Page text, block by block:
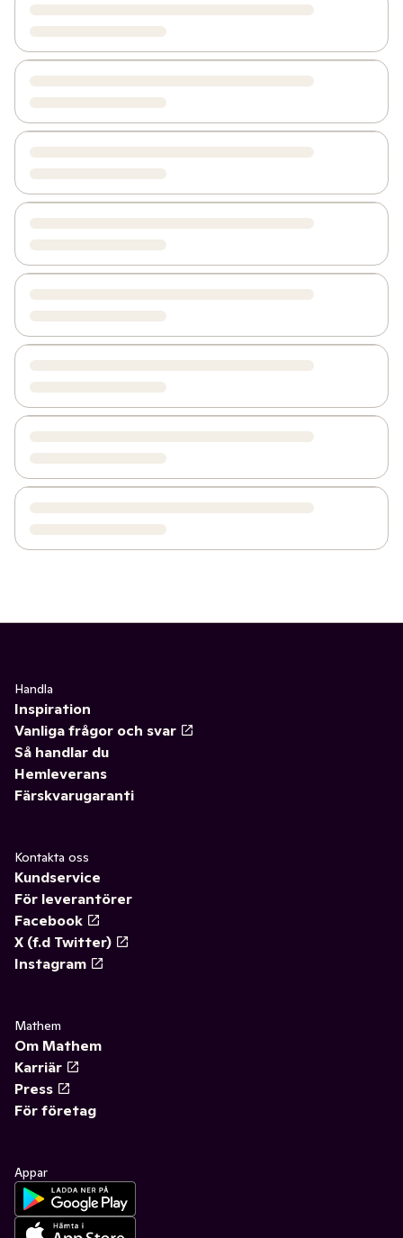
Handla
Inspiration
Vanliga frågor och svar
Så handlar du
Hemleverans
Färskvarugaranti
Kontakta oss
Kundservice
För leverantörer
Facebook
X (f.d Twitter)
Instagram
Mathem
Om Mathem
Karriär
Press
För företag
Appar